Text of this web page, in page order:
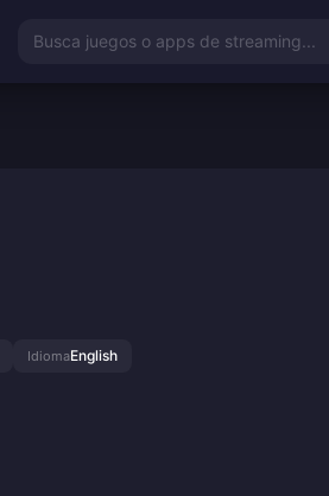
Busca juegos o apps de streaming...
IdiomaEnglish